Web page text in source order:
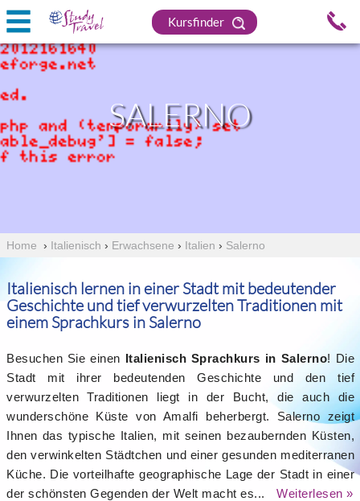
Kursfinder
SALERNO
Home › Italienisch › Erwachsene › Italien › Salerno
Italienisch lernen in einer Stadt mit bedeutender
Geschichte und tief verwurzelten Traditionen mit
einem Sprachkurs in Salerno
Besuchen Sie einen Italienisch Sprachkurs in Salerno! Die
Stadt mit ihrer bedeutenden Geschichte und den tief
verwurzelten Traditionen liegt in der Bucht, die auch die
wunderschöne Küste von Amalfi beherbergt. Salerno zeigt
Ihnen das typische Italien, mit seinen bezaubernden Küsten,
den verwinkelten Städtchen und einer gesunden mediterranen
Küche. Die vorteilhafte geographische Lage der Stadt in einer
der schönsten Gegenden der Welt macht es...
Weiterlesen »